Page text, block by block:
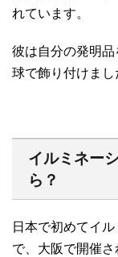
れています。
彼は自分の発明
球で飾り付けまし
イルミネー
ら？
日本で初めてイ
で、大阪で開催さ